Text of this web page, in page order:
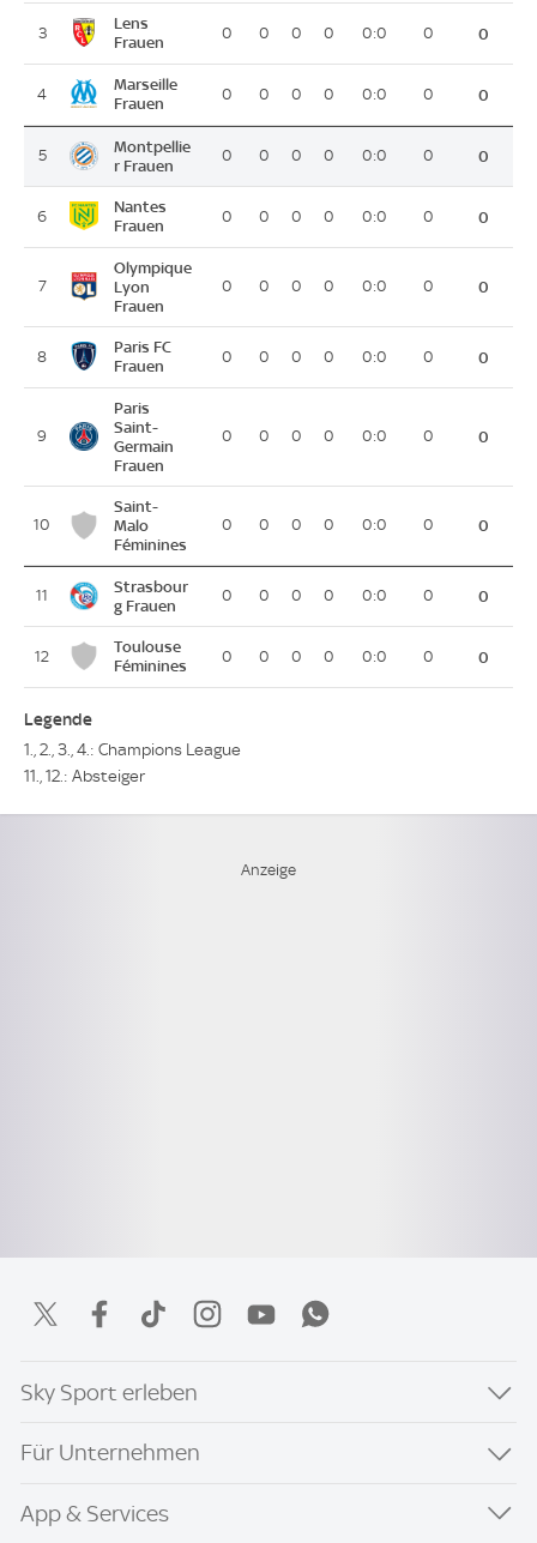
3
Lens
Frauen
0 0 0 0 0:0 0 0
4
Marseille
Frauen
0 0 0 0 0:0 0 0
5
Montpellie
r Frauen
0 0 0 0 0:0 0 0
6
Nantes
Frauen
0 0 0 0 0:0 0 0
7
Olympique
Lyon
Frauen
0 0 0 0 0:0 0 0
8
Paris FC
Frauen
0 0 0 0 0:0 0 0
9
Paris
Saint-
Germain
Frauen
0 0 0 0 0:0 0 0
10
Saint-
Malo
Féminines
0 0 0 0 0:0 0 0
11
Strasbour
g Frauen
0 0 0 0 0:0 0 0
12
Toulouse
Féminines
0 0 0 0 0:0 0 0
Legende
1., 2., 3., 4.: Champions League
11., 12.: Absteiger
Sky Sport erleben
Für Unternehmen
App & Services